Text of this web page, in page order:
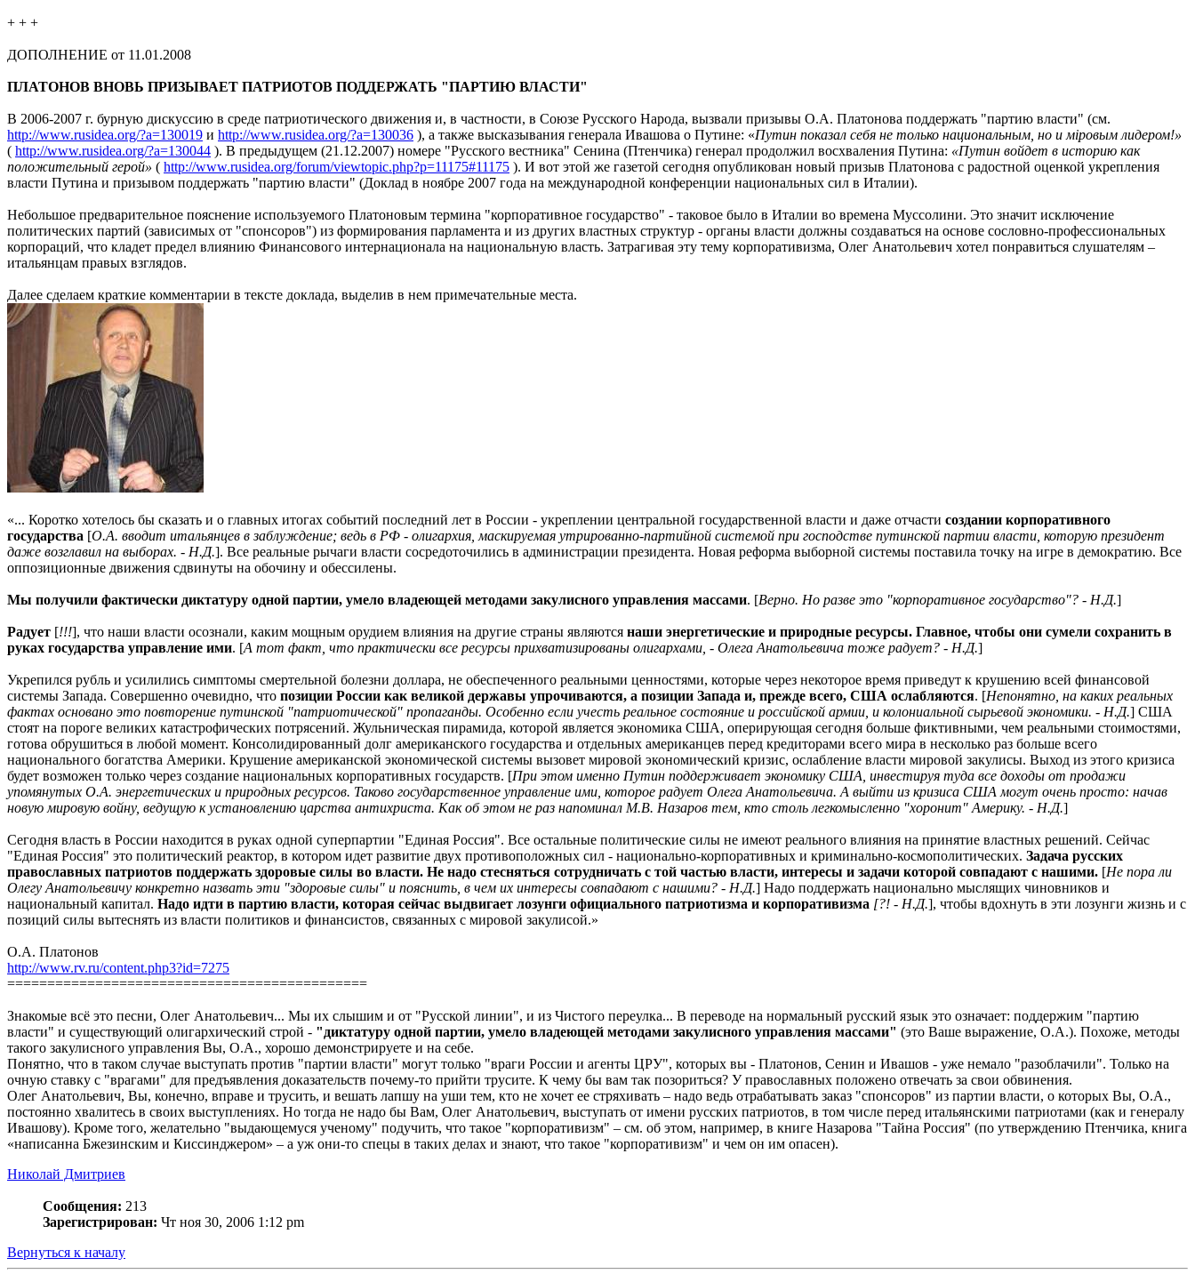
+ + +
ДОПОЛНЕНИЕ от 11.01.2008
ПЛАТОНОВ ВНОВЬ ПРИЗЫВАЕТ ПАТРИОТОВ ПОДДЕРЖАТЬ "ПАРТИЮ ВЛАСТИ"
В 2006-2007 г. бурную дискуссию в среде патриотического движения и, в частности, в Союзе Русского Народа, вызвали призывы О.А. Платонова поддержать "партию власти" (см.
http://www.rusidea.org/?a=130019 и http://www.rusidea.org/?a=130036 ), а также высказывания генерала Ивашова о Путине: «Путин показал себя не только национальным, но и мiровым лидером!»
( http://www.rusidea.org/?a=130044 ). В предыдущем (21.12.2007) номере "Русского вестника" Сенина (Птенчика) генерал продолжил восхваления Путина: «Путин войдет в историю как
положительный герой» ( http://www.rusidea.org/forum/viewtopic.php?p=11175#11175 ). И вот этой же газетой сегодня опубликован новый призыв Платонова с радостной оценкой укрепления
власти Путина и призывом поддержать "партию власти" (Доклад в ноябре 2007 года на международной конференции национальных сил в Италии).
Небольшое предварительное пояснение используемого Платоновым термина "корпоративное государство" - таковое было в Италии во времена Муссолини. Это значит исключение
политических партий (зависимых от "спонсоров") из формирования парламента и из других властных структур - органы власти должны создаваться на основе сословно-профессиональных
корпораций, что кладет предел влиянию Финансового интернационала на национальную власть. Затрагивая эту тему корпоративизма, Олег Анатольевич хотел понравиться слушателям –
итальянцам правых взглядов.
Далее сделаем краткие комментарии в тексте доклада, выделив в нем примечательные места.
«... Коротко хотелось бы сказать и о главных итогах событий последний лет в России - укреплении центральной государственной власти и даже отчасти создании корпоративного
государства [О.А. вводит итальянцев в заблуждение; ведь в РФ - олигархия, маскируемая утрированно-партийной системой при господстве путинской партии власти, которую президент
даже возглавил на выборах. - Н.Д.]. Все реальные рычаги власти сосредоточились в администрации президента. Новая реформа выборной системы поставила точку на игре в демократию. Все
оппозиционные движения сдвинуты на обочину и обессилены.
Мы получили фактически диктатуру одной партии, умело владеющей методами закулисного управления массами. [Верно. Но разве это "корпоративное государство"? - Н.Д.]
Радует [!!!], что наши власти осознали, каким мощным орудием влияния на другие страны являются наши энергетические и природные ресурсы. Главное, чтобы они сумели сохранить в
руках государства управление ими. [А тот факт, что практически все ресурсы прихватизированы олигархами, - Олега Анатольевича тоже радует? - Н.Д.]
Укрепился рубль и усилились симптомы смертельной болезни доллара, не обеспеченного реальными ценностями, которые через некоторое время приведут к крушению всей финансовой
системы Запада. Совершенно очевидно, что позиции России как великой державы упрочиваются, а позиции Запада и, прежде всего, США ослабляются. [Непонятно, на каких реальных
фактах основано это повторение путинской "патриотической" пропаганды. Особенно если учесть реальное состояние и российской армии, и колониальной сырьевой экономики. - Н.Д.] США
стоят на пороге великих катастрофических потрясений. Жульническая пирамида, которой является экономика США, оперирующая сегодня больше фиктивными, чем реальными стоимостями,
готова обрушиться в любой момент. Консолидированный долг американского государства и отдельных американцев перед кредиторами всего мира в несколько раз больше всего
национального богатства Америки. Крушение американской экономической системы вызовет мировой экономический кризис, ослабление власти мировой закулисы. Выход из этого кризиса
будет возможен только через создание национальных корпоративных государств. [При этом именно Путин поддерживает экономику США, инвестируя туда все доходы от продажи
упомянутых О.А. энергетических и природных ресурсов. Таково государственное управление ими, которое радует Олега Анатольевича. А выйти из кризиса США могут очень просто: начав
новую мировую войну, ведущую к установлению царства антихриста. Как об этом не раз напоминал М.В. Назаров тем, кто столь легкомысленно "хоронит" Америку. - Н.Д.]
Сегодня власть в России находится в руках одной суперпартии "Единая Россия". Все остальные политические силы не имеют реального влияния на принятие властных решений. Сейчас
"Единая Россия" это политический реактор, в котором идет развитие двух противоположных сил - национально-корпоративных и криминально-космополитических. Задача русских
православных патриотов поддержать здоровые силы во власти. Не надо стесняться сотрудничать с той частью власти, интересы и задачи которой совпадают с нашими. [Не пора ли
Олегу Анатольевичу конкретно назвать эти "здоровые силы" и пояснить, в чем их интересы совпадают с нашими? - Н.Д.] Надо поддержать национально мыслящих чиновников и
национальный капитал. Надо идти в партию власти, которая сейчас выдвигает лозунги официального патриотизма и корпоративизма [?! - Н.Д.], чтобы вдохнуть в эти лозунги жизнь и с
позиций силы вытеснять из власти политиков и финансистов, связанных с мировой закулисой.»
О.А. Платонов
http://www.rv.ru/content.php3?id=7275
=============================================
Знакомые всё это песни, Олег Анатольевич... Мы их слышим и от "Русской линии", и из Чистого переулка... В переводе на нормальный русский язык это означает: поддержим "партию
власти" и существующий олигархический строй - "диктатуру одной партии, умело владеющей методами закулисного управления массами" (это Ваше выражение, О.А.). Похоже, методы
такого закулисного управления Вы, О.А., хорошо демонстрируете и на себе.
Понятно, что в таком случае выступать против "партии власти" могут только "враги России и агенты ЦРУ", которых вы - Платонов, Сенин и Ивашов - уже немало "разоблачили". Только на
очную ставку с "врагами" для предъявления доказательств почему-то прийти трусите. К чему бы вам так позориться? У православных положено отвечать за свои обвинения.
Олег Анатольевич, Вы, конечно, вправе и трусить, и вешать лапшу на уши тем, кто не хочет ее стряхивать – надо ведь отрабатывать заказ "спонсоров" из партии власти, о которых Вы, О.А.,
постоянно хвалитесь в своих выступлениях. Но тогда не надо бы Вам, Олег Анатольевич, выступать от имени русских патриотов, в том числе перед итальянскими патриотами (как и генералу
Ивашову). Кроме того, желательно "выдающемуся ученому" подучить, что такое "корпоративизм" – см. об этом, например, в книге Назарова "Тайна Россия" (по утверждению Птенчика, книга
«написанна Бжезинским и Киссинджером» – а уж они-то спецы в таких делах и знают, что такое "корпоративизм" и чем он им опасен).
Николай Дмитриев
Сообщения: 213
Зарегистрирован: Чт ноя 30, 2006 1:12 pm
Вернуться к началу